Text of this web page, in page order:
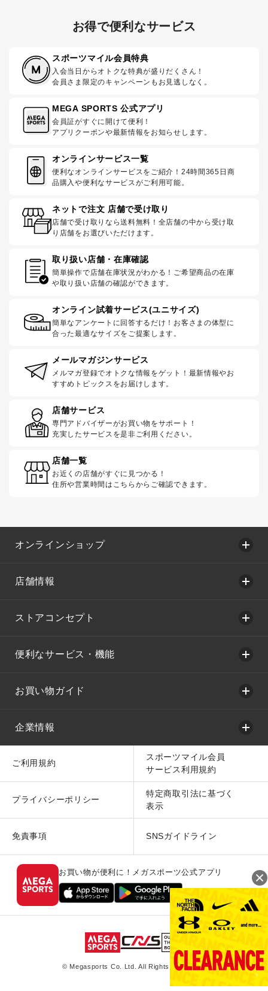
お得で便利なサービス
スポーツマイル会員特典
入会当日からオトクな特典が盛りだくさん！
会員さま限定のキャンペーンもお見逃しなく。
MEGA SPORTS 公式アプリ
会員証がすぐに開けて便利！
アプリクーポンや最新情報をお知らせします。
オンラインサービス一覧
便利なオンラインサービスをご紹介！24時間365日商
品購入や便利なサービスがご利用可能。
ネットで注文 店舗で受け取り
店舗で受け取りなら送料無料！全店舗の中から受け取
り店舗をお選びいただけます。
取り扱い店舗・在庫確認
簡単操作で店舗在庫状況がわかる！ご希望商品の在庫
や取り扱い店舗の確認ができます。
オンライン試着サービス(ユニサイズ)
簡単なアンケートに回答するだけ！お客さまの体型に
合った最適なサイズをご提案します。
メールマガジンサービス
メルマガ登録でオトクな情報をゲット！最新情報やお
すすめトピックスをお届けします。
店舗サービス
専門アドバイザーがお買い物をサポート！
充実したサービスを是非ご利用ください。
店舗一覧
お近くの店舗がすぐに見つかる！
住所や営業時間はこちらからご確認できます。
オンラインショップ
店舗情報
ストアコンセプト
便利なサービス・機能
お買い物ガイド
企業情報
ご利用規約
スポーツマイル会員
サービス利用規約
プライバシーポリシー
特定商取引法に基づく
表示
免責事項 SNSガイドライン
お買い物が便利に！メガスポーツ公式アプリ
© Megasports Co. Ltd. All Rights Reserved.